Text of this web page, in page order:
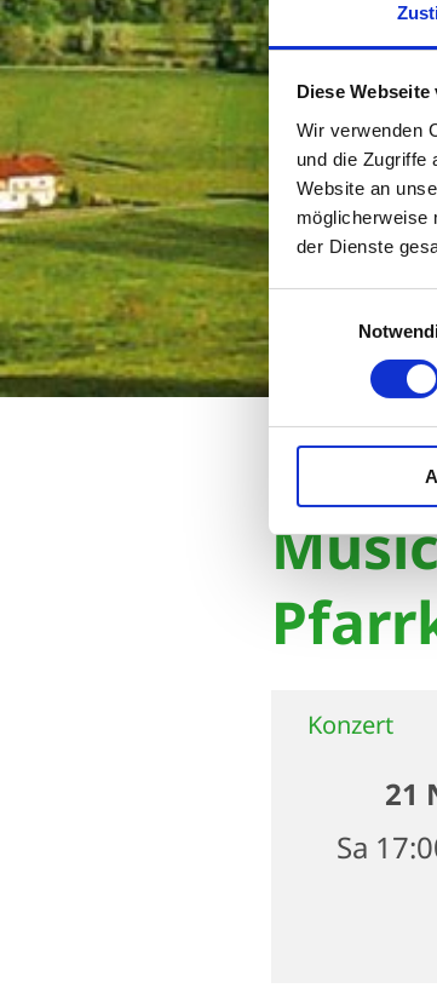
Diese
Wir verwenden
und die Zugriffe
Website an
möglicherweise
der Dienste
Startseite
Konzert
21
Sa